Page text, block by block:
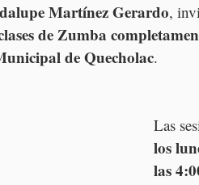
Martínez Gerardo,
de Zumba
de Quecholac.
Las
los
las